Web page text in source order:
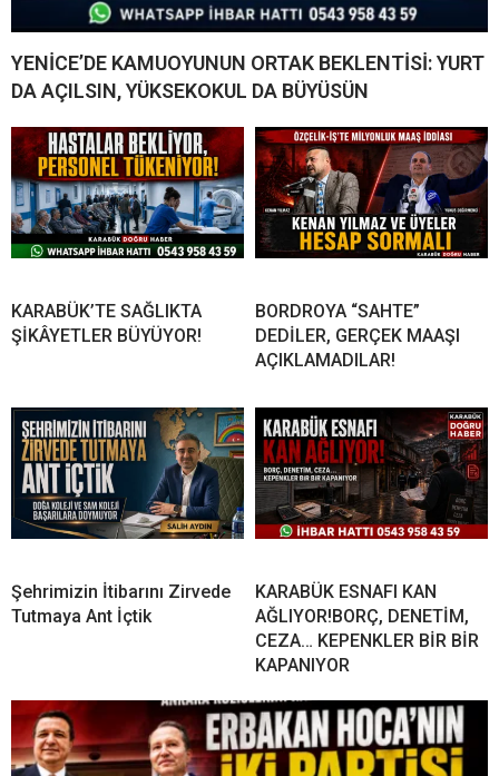
YENİCE’DE KAMUOYUNUN ORTAK BEKLENTİSİ: YURT
DA AÇILSIN, YÜKSEKOKUL DA BÜYÜSÜN
KARABÜK’TE SAĞLIKTA
ŞİKÂYETLER BÜYÜYOR!
BORDROYA “SAHTE”
DEDİLER, GERÇEK MAAŞI
AÇIKLAMADILAR!
Şehrimizin İtibarını Zirvede
Tutmaya Ant İçtik
KARABÜK ESNAFI KAN
AĞLIYOR!BORÇ, DENETİM,
CEZA… KEPENKLER BİR BİR
KAPANIYOR